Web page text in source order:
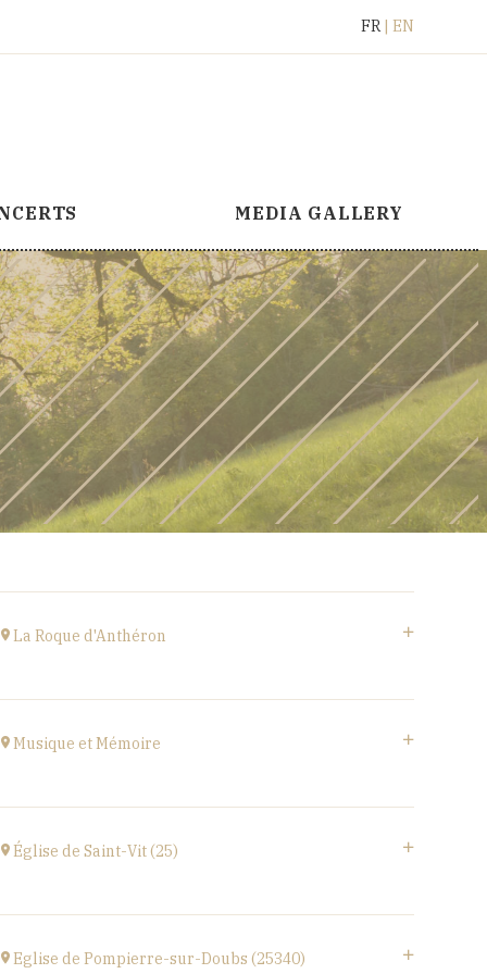
FRFrançais
ENEnglish
MEDIA GALLERY
La Roque d'Anthéron
at 18H30
Musique et Mémoire
(70310)
at17H00
Église de Saint-Vit (25)
25410 SAINT-VIT
at18H00
Eglise de Pompierre-sur-Doubs (25340)